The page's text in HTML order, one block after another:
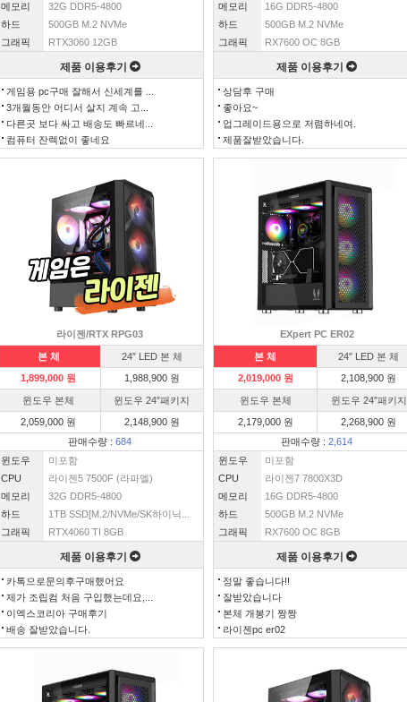
메모리
32G DDR5-4800
하드
500GB M.2 NVMe
그래픽
RTX3060 12GB
제품 이용후기
게임용 pc구매 잘해서 신세계를 ...
3개월동안 어디서 살지 계속 고...
다른곳 보다 싸고 배송도 빠르네...
컴퓨터 잔렉없이 좋네요
메모리
16G DDR5-4800
하드
500GB M.2 NVMe
그래픽
RX7600 OC 8GB
제품 이용후기
상담후 구매
좋아요~
업그레이드용으로 저렴하네여.
제품잘받았습니다.
라이젠/RTX RPG03
본 체
24″ LED 본 체
1,899,000 원
1,988,900 원
윈도우 본체
윈도우 24″패키지
2,059,000 원
2,148,900 원
판매수량 : 684
윈도우
미포함
CPU
라이젠5 7500F (라파엘)
메모리
32G DDR5-4800
하드
1TB SSD[M.2/NVMe/SK하이닉...
그래픽
RTX4060 TI 8GB
제품 이용후기
카톡으로문의후구매했어요
제가 조립컴 처음 구입했는데요,...
이엑스코리아 구매후기
배송 잘받았습니다.
EXpert PC ER02
본 체
24″ LED 본 체
2,019,000 원
2,108,900 원
윈도우 본체
윈도우 24″패키지
2,179,000 원
2,268,900 원
판매수량 : 2,614
윈도우
미포함
CPU
라이젠7 7800X3D
메모리
16G DDR5-4800
하드
500GB M.2 NVMe
그래픽
RX7600 OC 8GB
제품 이용후기
정말 좋습니다!!
잘받았습니다
본체 개봉기 짱짱
라이젠pc er02